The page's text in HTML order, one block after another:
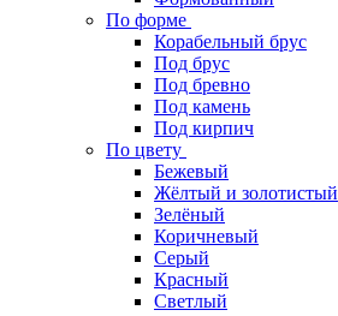
По форме
Корабельный брус
Под брус
Под бревно
Под камень
Под кирпич
По цвету
Бежевый
Жёлтый и золотистый
Зелёный
Коричневый
Серый
Красный
Светлый